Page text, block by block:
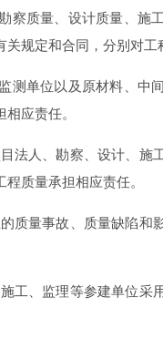
察质量、设计质量、施
规定和合同，分别对工
测单位以及原材料、中
相应责任。
法人、勘察、设计、施
质量承担相应责任。
质量事故、质量缺陷和
工、监理等参建单位采